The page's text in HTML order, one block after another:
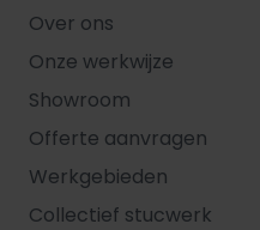
Over ons
Onze werkwijze
Showroom
Offerte aanvragen
Werkgebieden
Collectief stucwerk